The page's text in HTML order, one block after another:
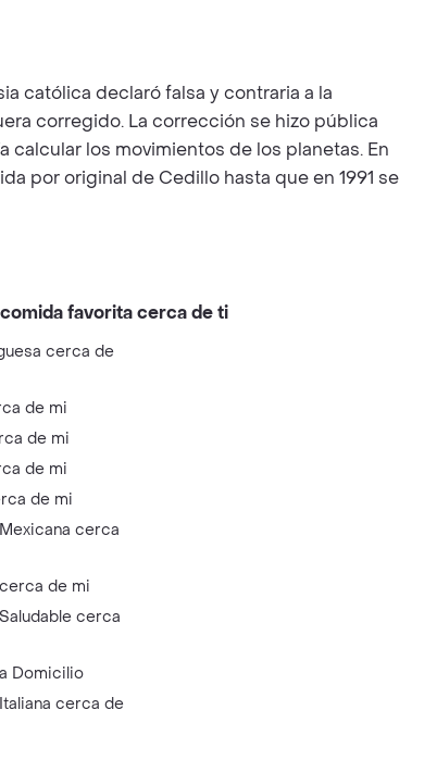
católica declaró falsa y contraria a la
corregido. La corrección se hizo pública
los movimientos de los planetas. En
por original de Cedillo hasta que en 1991 se
favorita cerca de ti
cerca de
de mi
de mi
de mi
de mi
cerca
de mi
cerca
Domicilio
cerca de